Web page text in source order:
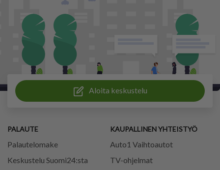
Aloita keskustelu
PALAUTE
Palautelomake
Keskustelu Suomi24:sta
KAUPALLINEN YHTEISTYÖ
Auto1 Vaihtoautot
TV-ohjelmat